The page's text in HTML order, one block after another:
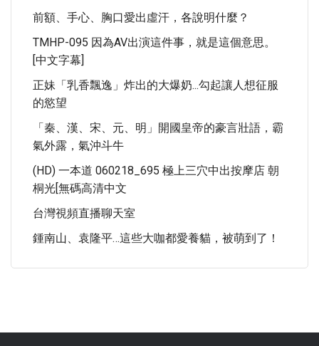
前額、手心、胸口愛出虛汗，各說明什麼？
TMHP-095 因為AV出演這件事，就是這個意思。
[中文字幕]
正妹「乳香飄逸」炸出的大爆奶...勾起讓人想征服
的慾望
「秦、漢、宋、元、明」開國皇帝的豪言壯語，霸
氣外露，氣沖斗牛
(HD) 一本道 060218_695 極上三穴中出按摩店 朝
桐光[無碼高清中文
台灣視頻直播聊天室
鍾南山、袁隆平…這些大咖都愛養貓，被萌到了！